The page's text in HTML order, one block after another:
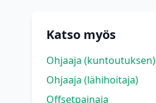
Katso myös
Ohjaaja (kuntoutuksen)
Ohjaaja (lähihoitaja)
Offsetpainaja